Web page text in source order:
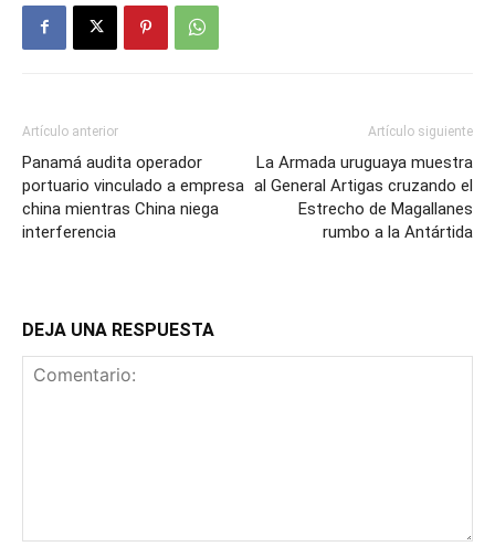
Artículo anterior
Panamá audita operador
portuario vinculado a empresa
china mientras China niega
interferencia
Artículo siguiente
La Armada uruguaya muestra
al General Artigas cruzando el
Estrecho de Magallanes
rumbo a la Antártida
DEJA UNA RESPUESTA